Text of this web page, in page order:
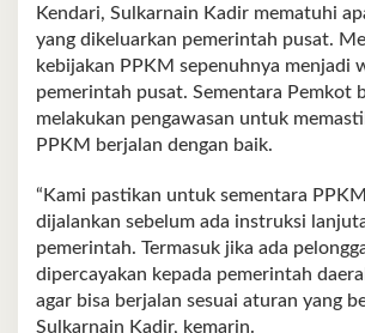
Kendari, Sulkarnain Kadir mematuhi
yang dikeluarkan pemerintah pusat.
kebijakan PPKM sepenuhnya menjadi
pemerintah pusat. Sementara Pemkot
melakukan pengawasan untuk
PPKM berjalan dengan baik.
“Kami pastikan untuk sementara
dijalankan sebelum ada instruksi
pemerintah. Termasuk jika ada
dipercayakan kepada pemerintah
agar bisa berjalan sesuai aturan yang
Sulkarnain Kadir, kemarin.